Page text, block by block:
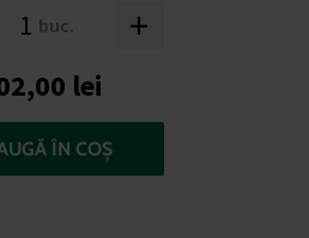
buc. +
lei
ÎN COȘ